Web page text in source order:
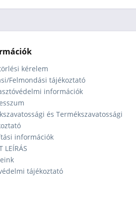
kérelem
Felmondási tájékoztató
információk
és Termékszavatossági
információk
LEÍRÁS
tájékoztató